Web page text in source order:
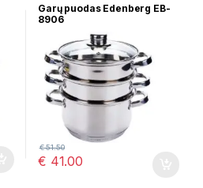
Garų puodas Edenberg EB-
8906
€ 41.00
€51.50